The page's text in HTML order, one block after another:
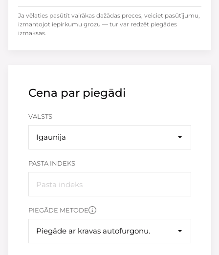
Cena par piegādi
VALSTS
Igaunija
PASTA INDEKS
PIEGĀDE METODE
Piegāde ar kravas autofurgonu.
Ja vēlaties pasūtīt vairākas dažādas preces, veiciet pasūtījumu,
izmantojot iepirkumu grozu — tur var redzēt piegādes
izmaksas.